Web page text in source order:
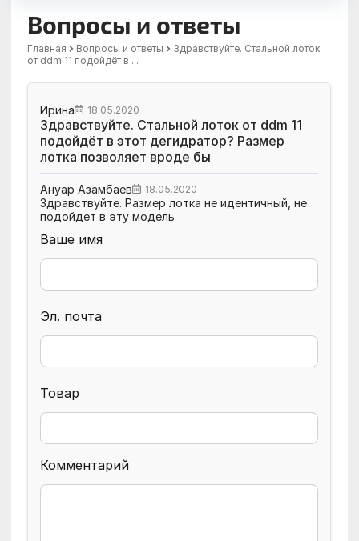
Вопросы и ответы
Главная Вопросы и ответы
Здравствуйте. Стальной лоток
от ddm 11 подойдёт в ...
Ирина 18.05.2020
Здравствуйте. Стальной лоток от ddm 11
подойдёт в этот дегидратор? Размер
лотка позволяет вроде бы
Ануар Азамбаев 18.05.2020
Здравствуйте. Размер лотка не идентичный, не
подойдет в эту модель
Ваше имя
Эл. почта
Товар
Комментарий